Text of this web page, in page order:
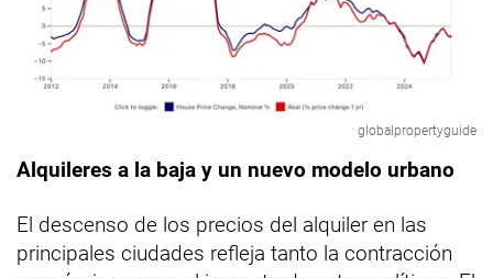
globalpropertyguide
Alquileres a la baja y un nuevo modelo urbano
El descenso de los precios del alquiler en las
principales ciudades refleja tanto la contracción